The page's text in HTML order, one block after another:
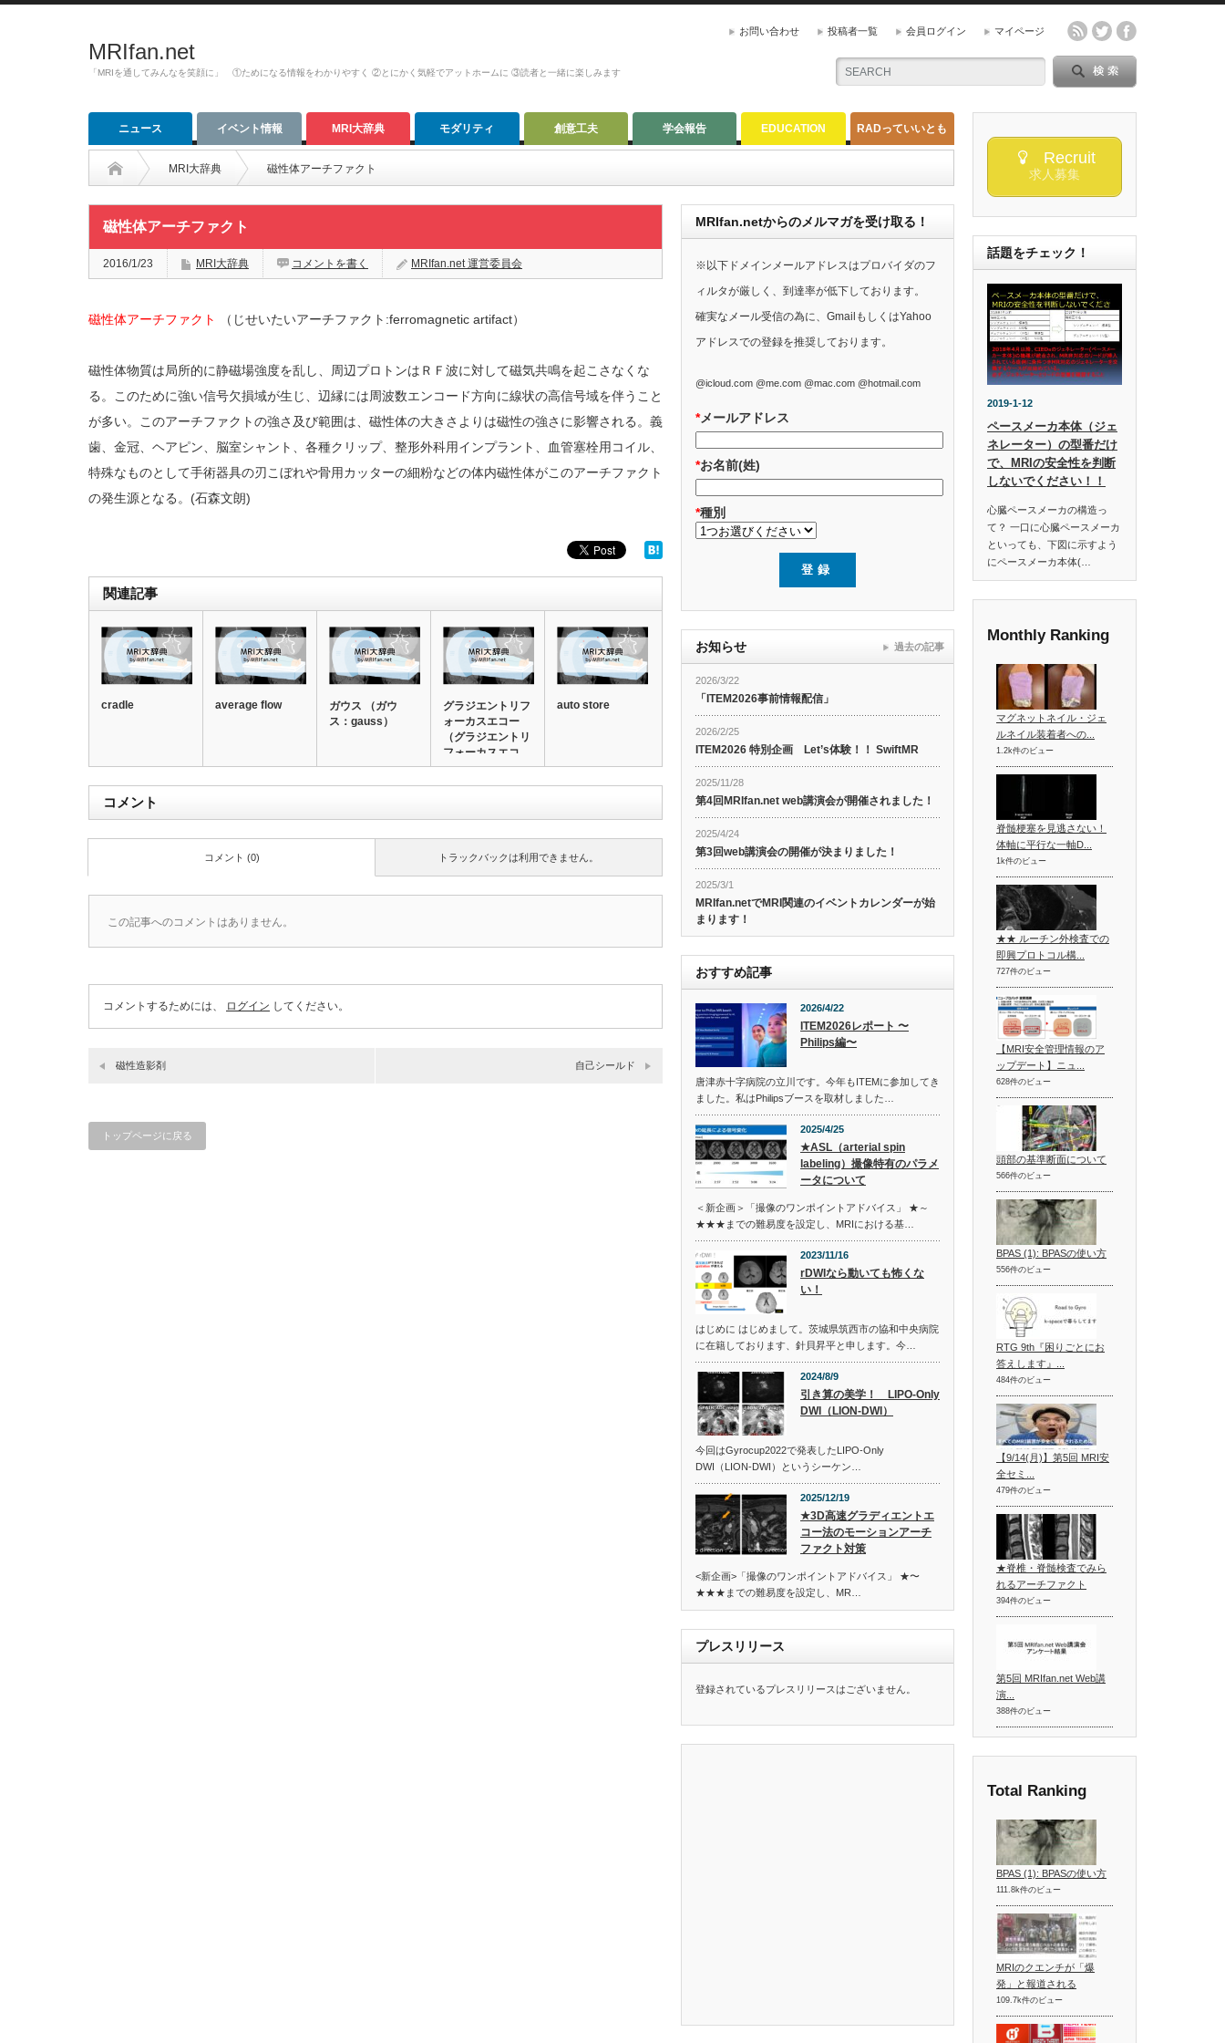
MRIfan.net
「MRIを通してみんなを笑顔に」 ①ためになる情報をわかりやすく ②とにかく気軽でアットホームに ③読者と一緒に楽しみます
お問い合わせ 投稿者一覧 会員ログイン マイページ
ニュース イベント情報 MRI大辞典 モダリティ 創意工夫 学会報告 EDUCATION RADっていいとも
MRI大辞典 磁性体アーチファクト
磁性体アーチファクト
2016/1/23 MRI大辞典 コメントを書く MRIfan.net 運営委員会
磁性体アーチファクト （じせいたいアーチファクト:ferromagnetic artifact）
磁性体物質は局所的に静磁場強度を乱し、周辺プロトンはＲＦ波に対して磁気共鳴を起こさなくな
る。このために強い信号欠損域が生じ、辺縁には周波数エンコード方向に線状の高信号域を伴うこと
が多い。このアーチファクトの強さ及び範囲は、磁性体の大きさよりは磁性の強さに影響される。義
歯、金冠、ヘアピン、脳室シャント、各種クリップ、整形外科用インプラント、血管塞栓用コイル、
特殊なものとして手術器具の刃こぼれや骨用カッターの細粉などの体内磁性体がこのアーチファクト
の発生源となる。(石森文朗)
関連記事
cradle average flow
ガウス （ガウ
ス：gauss）
グラジエントリフ
ォーカスエコー
（グラジエントリ
フォーカスエコ
ー…
auto store
コメント
トラックバックは利用できません。
コメント (0)
この記事へのコメントはありません。
コメントするためには、 ログイン してください。
磁性造影剤 自己シールド
トップページに戻る
MRIfan.netからのメルマガを受け取る！
※以下ドメインメールアドレスはプロバイダのフ
ィルタが厳しく、到達率が低下しております。
確実なメール受信の為に、GmailもしくはYahoo
アドレスでの登録を推奨しております。
@icloud.com @me.com @mac.com @hotmail.com
*メールアドレス
*お名前(姓)
*種別
お知らせ
2026/3/22
「ITEM2026事前情報配信」
2026/2/25
ITEM2026 特別企画 Let’s体験！！ SwiftMR
2025/11/28
第4回MRIfan.net web講演会が開催されました！
2025/4/24
第3回web講演会の開催が決まりました！
2025/3/1
MRIfan.netでMRI関連のイベントカレンダーが始
まります！
過去の記事
おすすめ記事
2026/4/22
ITEM2026レポート 〜
Philips編〜
唐津赤十字病院の立川です。今年もITEMに参加してき
ました。私はPhilipsブースを取材しました…
2025/4/25
★ASL（arterial spin
labeling）撮像特有のパラメ
ータについて
＜新企画＞「撮像のワンポイントアドバイス」 ★～
★★★までの難易度を設定し、MRIにおける基…
2023/11/16
rDWIなら動いても怖くな
い！
はじめに はじめまして。茨城県筑西市の協和中央病院
に在籍しております、針貝昇平と申します。今…
2024/8/9
引き算の美学！ LIPO-Only
DWI（LION-DWI）
今回はGyrocup2022で発表したLIPO-Only
DWI（LION-DWI）というシーケン…
2025/12/19
★3D高速グラディエントエ
コー法のモーションアーチ
ファクト対策
<新企画>「撮像のワンポイントアドバイス」 ★〜
★★★までの難易度を設定し、MR…
プレスリリース
登録されているプレスリリースはございません。
Recruit
求人募集
話題をチェック！
2019-1-12
ペースメーカ本体（ジェ
ネレーター）の型番だけ
で、MRIの安全性を判断
しないでください！！
心臓ペースメーカの構造っ
て？ 一口に心臓ペースメーカ
といっても、下図に示すよう
にペースメーカ本体(…
Monthly Ranking
マグネットネイル・ジェ
ルネイル装着者への...
1.2k件のビュー
脊髄梗塞を見逃さない！
体軸に平行な一軸D...
1k件のビュー
★★ ルーチン外検査での
即興プロトコル構...
727件のビュー
【MRI安全管理情報のア
ップデート】ニュ...
628件のビュー
頭部の基準断面について
566件のビュー
BPAS (1): BPASの使い方
556件のビュー
RTG 9th『困りごとにお
答えします』...
484件のビュー
【9/14(月)】第5回 MRI安
全セミ...
479件のビュー
★脊椎・脊髄検査でみら
れるアーチファクト
394件のビュー
第5回 MRIfan.net Web講
演...
388件のビュー
Total Ranking
BPAS (1): BPASの使い方
111.8k件のビュー
MRIのクエンチが「爆
発」と報道される
109.7k件のビュー